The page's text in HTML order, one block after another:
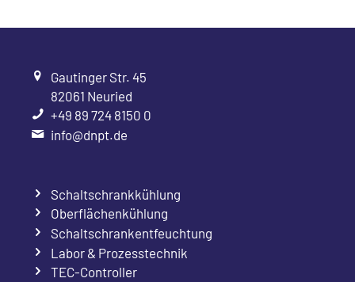
Gautinger Str. 45
82061 Neuried
+49 89 724 8150 0
info@dnpt.de
Schaltschrankkühlung
Oberflächenkühlung
Schaltschrankentfeuchtung
Labor & Prozesstechnik
TEC-Controller